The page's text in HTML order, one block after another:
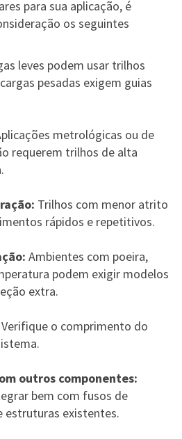
para sua aplicação, é
os seguintes
leves podem usar trilhos
pesadas exigem guias
metrológicas ou de
requerem trilhos de alta
Trilhos com menor atrito
rápidos e repetitivos.
Ambientes com poeira,
podem exigir modelos
extra.
Verifique o comprimento do
outros componentes:
bem com fusos de
estruturas existentes.